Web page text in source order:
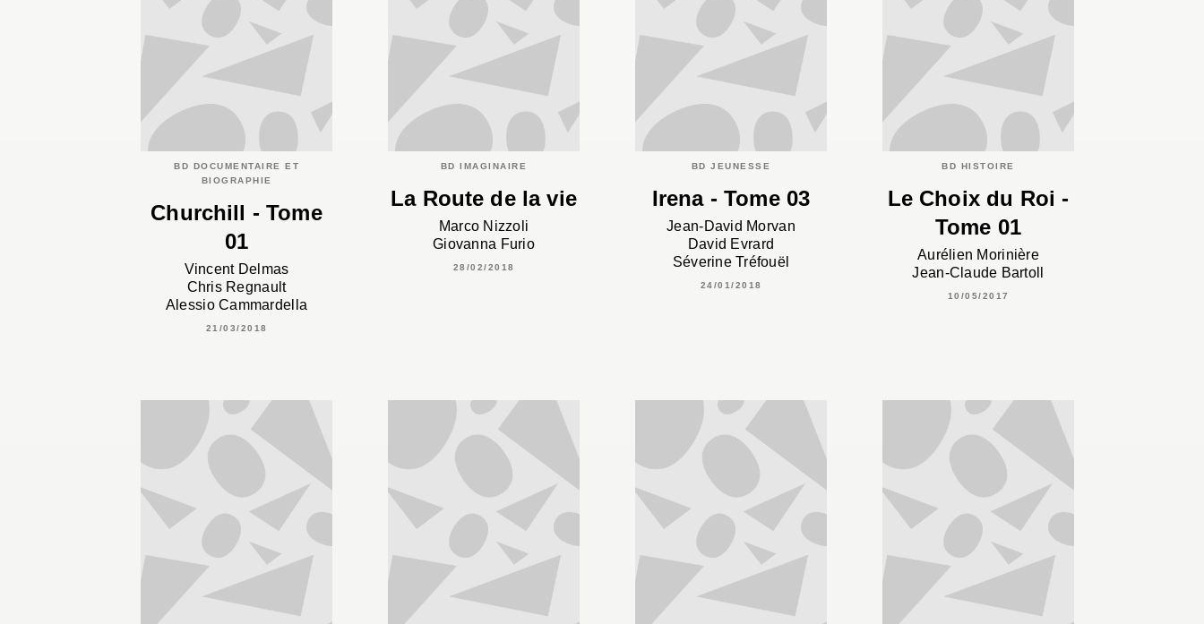
BD DOCUMENTAIRE ET
BIOGRAPHIE
Churchill - Tome
01
Vincent Delmas
Chris Regnault
Alessio Cammardella
21/03/2018
BD IMAGINAIRE
La Route de la vie
Marco Nizzoli
Giovanna Furio
28/02/2018
BD JEUNESSE
Irena - Tome 03
Jean-David Morvan
David Evrard
Séverine Tréfouël
24/01/2018
BD HISTOIRE
Le Choix du Roi -
Tome 01
Aurélien Morinière
Jean-Claude Bartoll
10/05/2017